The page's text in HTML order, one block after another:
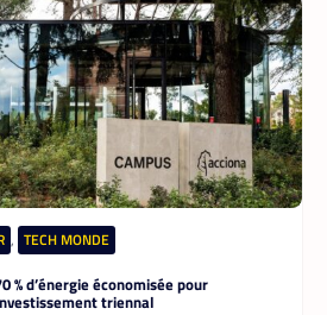
, TECH MONDE
% d’énergie économisée pour
triennal